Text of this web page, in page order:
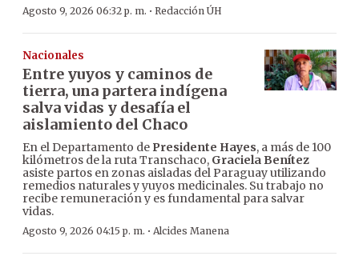
Agosto 9, 2026 06:32 p. m. · Redacción ÚH
Nacionales
Entre yuyos y caminos de
tierra, una partera indígena
salva vidas y desafía el
aislamiento del Chaco
En el Departamento de Presidente Hayes, a más de 100
kilómetros de la ruta Transchaco, Graciela Benítez
asiste partos en zonas aisladas del Paraguay utilizando
remedios naturales y yuyos medicinales. Su trabajo no
recibe remuneración y es fundamental para salvar
vidas.
Agosto 9, 2026 04:15 p. m. · Alcides Manena